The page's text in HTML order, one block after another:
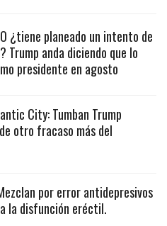
¿tiene planeado un intento de
Trump anda diciendo que lo
presidente en agosto
City: Tumban Trump
otro fracaso más del
por error antidepresivos
la disfunción eréctil.